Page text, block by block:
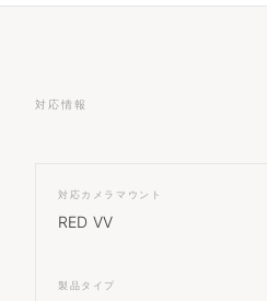
対応情報
対応カメラマウント
RED VV
製品タイプ